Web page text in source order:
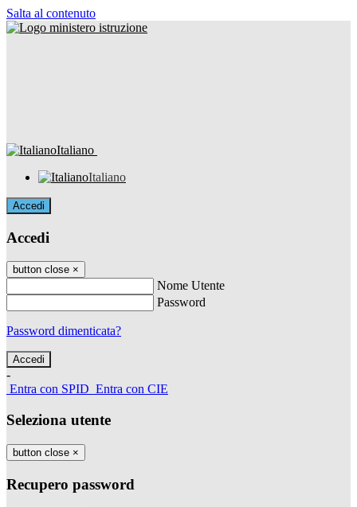
Salta al contenuto
Italiano
Italiano
Accedi
Accedi
button close ×
Nome Utente
Password
Password dimenticata?
-
Entra con SPID Entra con CIE
Seleziona utente
button close ×
Recupero password